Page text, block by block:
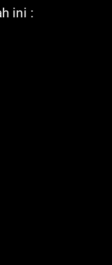
ini :